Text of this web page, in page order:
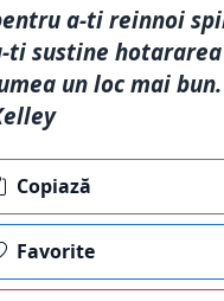
a-ti reinnoi
ti sustine hotararea
un loc mai
Copiază
Favorite